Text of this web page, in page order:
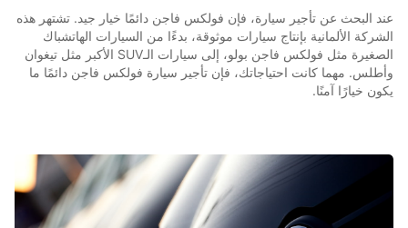
عند البحث عن تأجير سيارة، فإن فولكس فاجن دائمًا خيار جيد. تشتهر هذه
الشركة الألمانية بإنتاج سيارات موثوقة، بدءًا من السيارات الهاتشباك
الصغيرة مثل فولكس فاجن بولو، إلى سيارات الـSUV الأكبر مثل تيغوان
وأطلس. مهما كانت احتياجاتك، فإن تأجير سيارة فولكس فاجن دائمًا ما
يكون خيارًا آمنًا.